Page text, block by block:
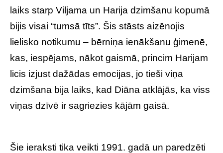
laiks starp Viljama un Harija dzimšanu kopumā
bijis visai “tumsā tīts”. Šis stāsts aizēnojis
lielisko notikumu – bērniņa ienākšanu ģimenē,
kas, iespējams, nākot gaismā, princim Harijam
licis izjust dažādas emocijas, jo tieši viņa
dzimšana bija laiks, kad Diāna atklājās, ka viss
viņas dzīvē ir sagriezies kājām gaisā.
Šie ieraksti tika veikti 1991. gadā un paredzēti